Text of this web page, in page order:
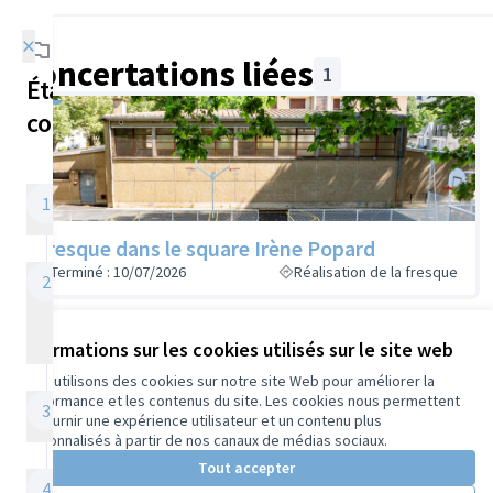
Informations sur les cookies utilisés sur le site web
Nous utilisons des cookies sur notre site Web pour améliorer la
performance et les contenus du site. Les cookies nous permettent
de fournir une expérience utilisateur et un contenu plus
personnalisés à partir de nos canaux de médias sociaux.
Tout accepter
Concertations liées 1
Fresque dans le square Irène Popard
Terminé : 10/07/2026 Réalisation de la fresque
Référence : tours-PART-2023-02-13
Conditions d'utilisation
Paramètres des cookies
×
Étapes de la
concertation
1 L'appel à idée
09/09/2024 - 08/11/2024
2
L’analyse de
09/11/2024 - 27/04/2025
3 Le vote
28/04/2025 - 11/06/2025
4